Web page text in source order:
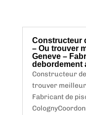
Constructeur
– Ou trouver
Geneve –
debordement
Constructeur
trouver meilleur
Fabricant de